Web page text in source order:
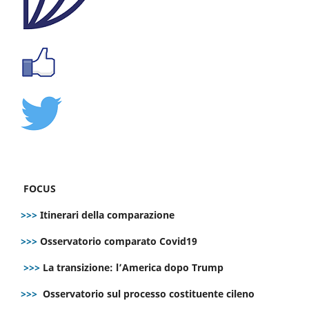
FOCUS
>>> Itinerari della comparazione
>>> Osservatorio comparato Covid19
>>> La transizione: l’America dopo Trump
>>> Osservatorio sul processo costituente cileno